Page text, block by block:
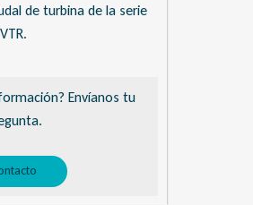
de turbina de la serie
VTR.
Envíanos tu